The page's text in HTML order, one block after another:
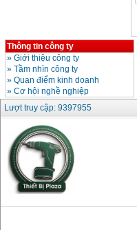
Thông tin công ty
» Giới thiệu công ty
» Tầm nhìn công ty
» Quan điểm kinh doanh
» Cơ hội nghề nghiệp
Lượt truy cập: 9397955